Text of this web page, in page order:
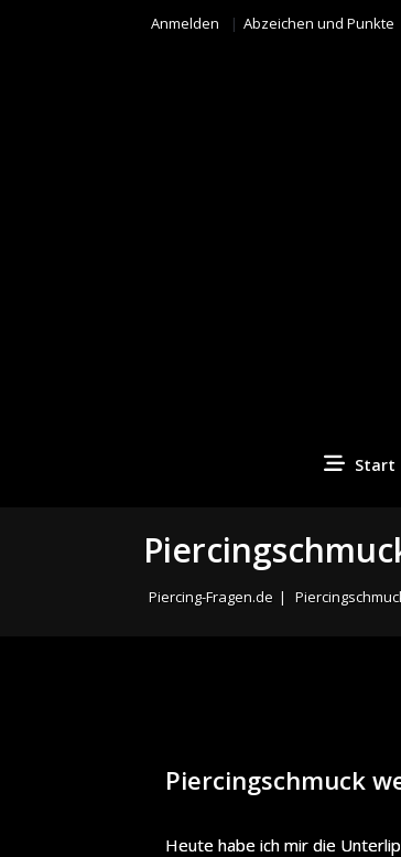
Anmelden Abzeichen und Punkte
Start
Piercing-Fragen.de |
Piercingschmuck
Heute habe ich mir die